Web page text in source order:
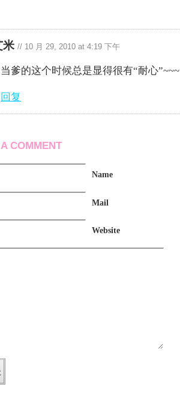
米// 10 月 29, 2010 at 4:19 下午
当爹的这个时候总是显得很有“耐心”~~~
回复
COMMENT
Name
Mail
Website